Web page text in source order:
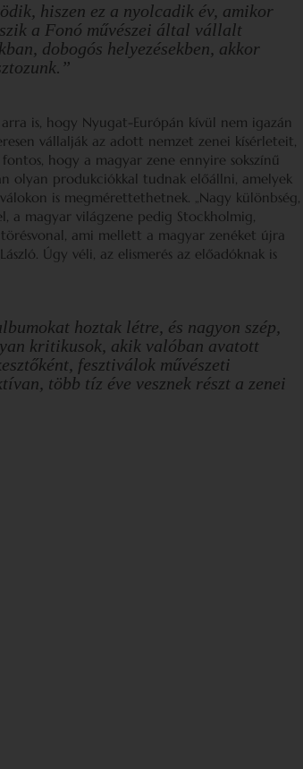
hiszen ez a nyolcadik év, amikor
a Fonó művészei által vállalt
dobogós helyezésekben, akkor
is, hogy Nyugat-Európán kívül nem igazán
vállalják az adott nemzet zenei kísérleteit,
hogy a magyar zene ennyire sokszínű
olyan produkciókkal tudnak előállni, amelyek
is megmérettethetnek. „Nagy különbség,
a magyar világzene pedig Stockholmig,
ami mellett a magyar zenéket újra
Úgy véli, az elismerés az előadóknak is
hoztak létre, és nagyon szép,
kritikusok, akik valóban avatott
fesztiválok művészeti
több tíz éve vesznek részt a zenei